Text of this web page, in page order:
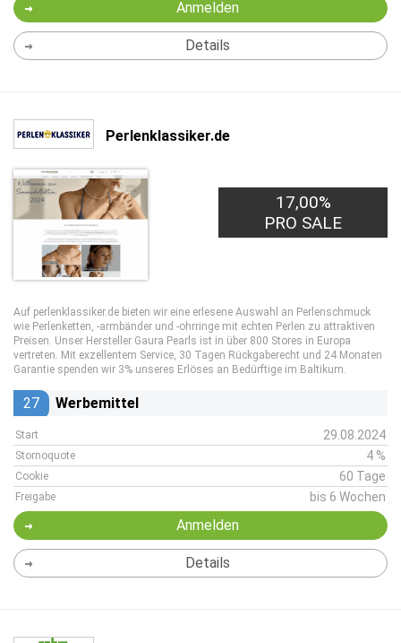
Anmelden
Details
Perlenklassiker.de
17,00%
PRO SALE
Auf perlenklassiker.de bieten wir eine erlesene Auswahl an Perlenschmuck
wie Perlenketten, -armbänder und -ohrringe mit echten Perlen zu attraktiven
Preisen. Unser Hersteller Gaura Pearls ist in über 800 Stores in Europa
vertreten. Mit exzellentem Service, 30 Tagen Rückgaberecht und 24 Monaten
Garantie spenden wir 3% unseres Erlöses an Bedürftige im Baltikum.
27 Werbemittel
Start 29.08.2024
Stornoquote 4 %
Cookie 60 Tage
Freigabe bis 6 Wochen
Anmelden
Details